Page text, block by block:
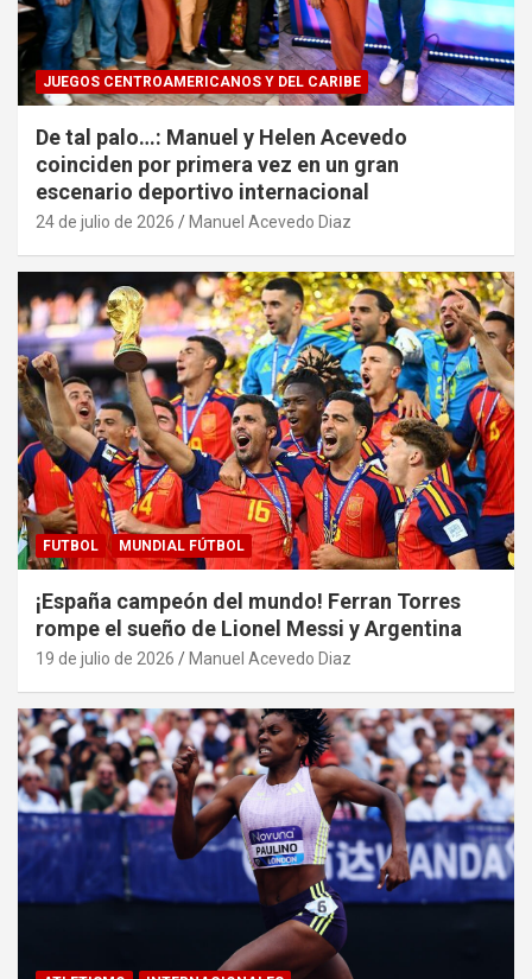
JUEGOS CENTROAMERICANOS Y DEL CARIBE
De tal palo…: Manuel y Helen Acevedo
coinciden por primera vez en un gran
escenario deportivo internacional
24 de julio de 2026 Manuel Acevedo Diaz
FUTBOL MUNDIAL FÚTBOL
¡España campeón del mundo! Ferran Torres
rompe el sueño de Lionel Messi y Argentina
19 de julio de 2026 Manuel Acevedo Diaz